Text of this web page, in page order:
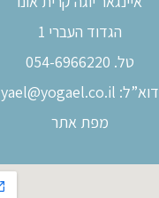
הגדוד העברי 1
טל. 054-6966220
דוא”ל: yael@yogael.co.il
מפת אתר